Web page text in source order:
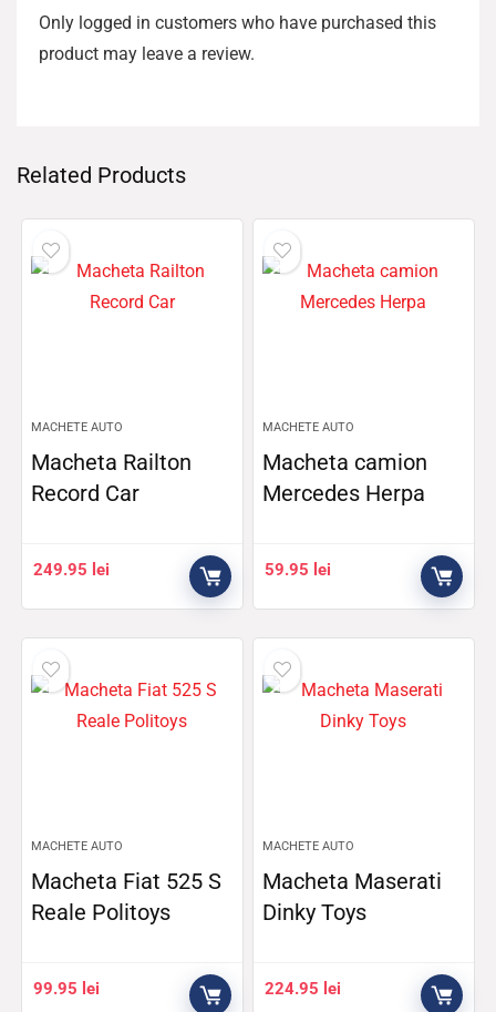
Only logged in customers who have purchased this
product may leave a review.
Related Products
MACHETE AUTO
Macheta Railton
Record Car
249.95 lei
MACHETE AUTO
Macheta camion
Mercedes Herpa
59.95 lei
MACHETE AUTO
Macheta Fiat 525 S
Reale Politoys
99.95 lei
MACHETE AUTO
Macheta Maserati
Dinky Toys
224.95 lei